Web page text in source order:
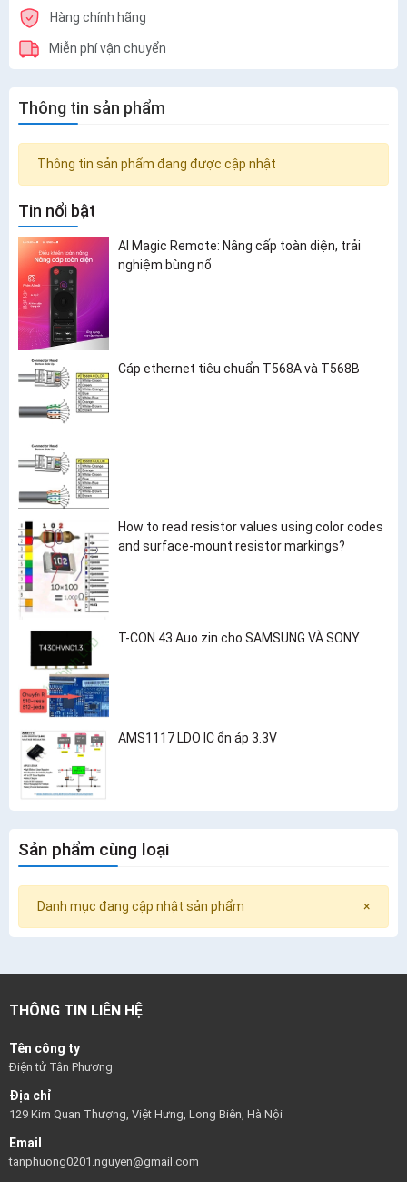
Hàng chính hãng
Miễn phí vận chuyển
Thông tin sản phẩm
Thông tin sản phẩm đang được cập nhật
Tin nổi bật
AI Magic Remote: Nâng cấp toàn diện, trải
nghiệm bùng nổ
Cáp ethernet tiêu chuẩn T568A và T568B
How to read resistor values using color codes
and surface-mount resistor markings?
T-CON 43 Auo zin cho SAMSUNG VÀ SONY
AMS1117 LDO IC ổn áp 3.3V
Sản phẩm cùng loại
×
Danh mục đang cập nhật sản phẩm
THÔNG TIN LIÊN HỆ
Tên công ty
Điện tử Tân Phương
Địa chỉ
129 Kim Quan Thượng, Việt Hưng, Long Biên, Hà Nội
Email
tanphuong0201.nguyen@gmail.com